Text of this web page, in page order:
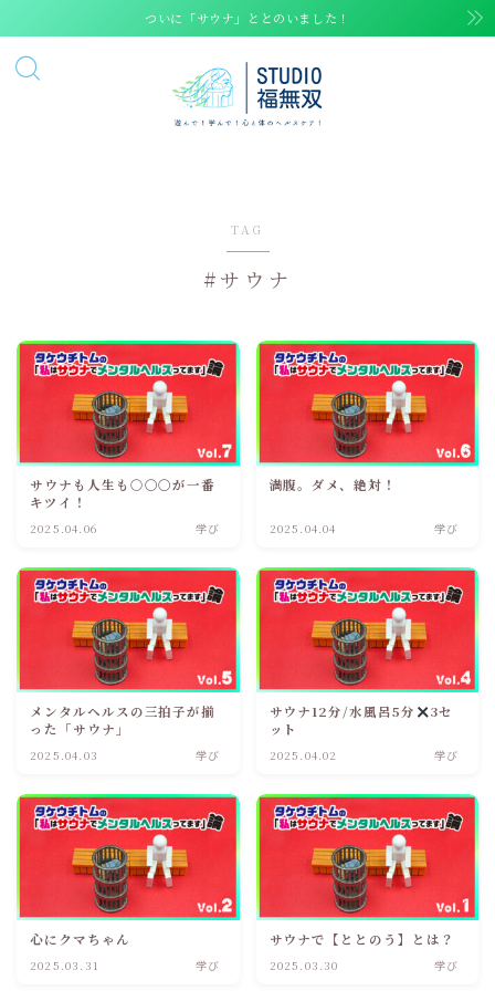
ついに「サウナ」ととのいました！
TAG
#サウナ
サウナも人生も○〇〇が一番
キツイ！
2025.04.06 学び
満腹。ダメ、絶対！
2025.04.04 学び
メンタルヘルスの三拍子が揃
った「サウナ」
2025.04.03 学び
サウナ12分/水風呂5分
3セ
ット
2025.04.02 学び
心にクマちゃん
2025.03.31 学び
サウナで【ととのう】とは？
2025.03.30 学び